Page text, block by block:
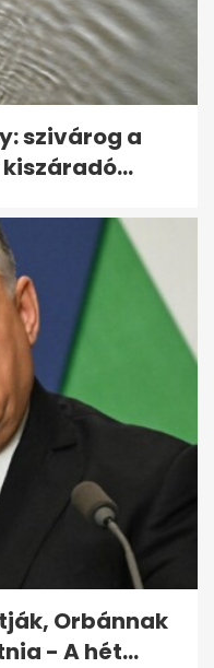
bakelit
akár
nyár
hozza a
szivárog a
Orbánnak
- A hét...